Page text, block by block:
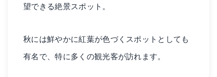
望できる絶景スポット。
秋には鮮やかに紅葉が色づくスポットとしても
有名で、特に多くの観光客が訪れます。